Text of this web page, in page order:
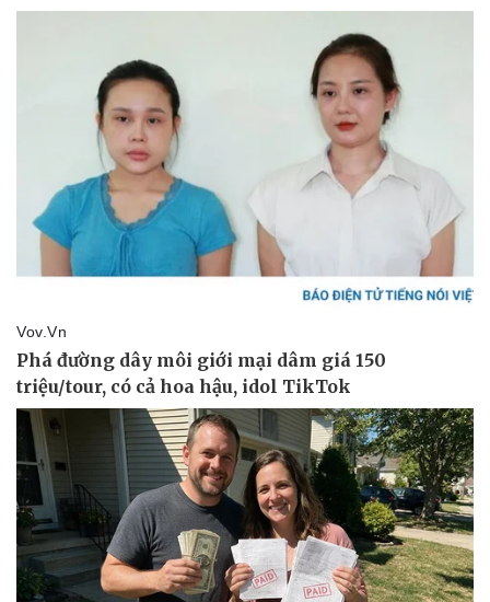
Pháp luật
Vụ án
Tin nóng
Tư vấn luật
Quân sự - Quốc phòng
Vũ khí
Việt Nam
Phân tích